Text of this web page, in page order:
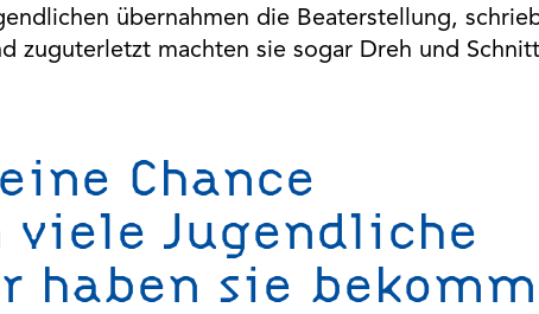
übernahmen die Beaterstellung,
zuguterletzt machten sie sogar Dreh und
Chance
viele Jugendliche
haben sie